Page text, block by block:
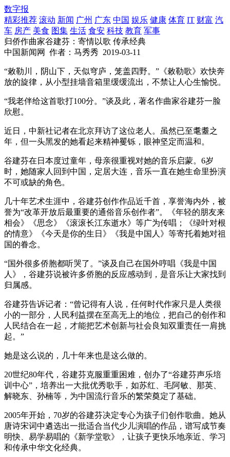
数字报
精彩推荐 滚动 新闻 广州 广东 中国 娱乐 健康 体育 IT 财富 汽
车 房产 美食 图集 生活 食安 科技 教育 军事
归侨作曲家谷建芬：寄情以歌 传承经典
中国新闻网
作者：马秀秀 2019-03-11
“敕勒川，阴山下，天似穹庐，笼盖四野。”《敕勒歌》欢快奔
放的旋律，从小型挂墙音箱里缓缓流出，不禁让人心生愉悦。
“我老伴给这首歌打100分。”谈及此，著名作曲家谷建芬一脸
欣慰。
近日，中新社记者在北京拜访了这位老人。虽然已至耄耋之
年，但一头黑发的她看起来精神矍铄，眼神坚定而温和。
谷建芬在日本度过童年，母亲很重视对她的音乐启蒙。6岁
时，她随家人回到中国，定居大连，音乐一直在她生命里扮演
不可或缺的角色。
几十年艺术生涯中，谷建芬创作作品近千首，享誉海内外，被
誉为“改革开放后最重要的通俗音乐创作者”。《年轻的朋友来
相会》《思念》《滚滚长江东逝水》等广为传唱；《绿叶对根
的情意》《今天是你的生日》《我是中国人》等寄托着她对祖
国的眷念。
“国外很多侨胞都听哭了。”谈及自己在国外哼唱《我是中国
人》，谷建芬说被许多侨胞的反应感动到，是音乐让大家找到
归属感。
谷建芬告诉记者：“曾记得有人说，任何时代作家只是人类很
小的一部分，人民利益摆在至高无上的地位，把自己的创作和
人民结合在一起，才能把艺术创新与社会良知双重责任一肩挑
起。”
她是这么说的，几十年来也是这么做的。
20世纪80年代，谷建芬克服重重困难，创办了“谷建芬声乐培
训中心”，培养出一大批优秀歌手，如苏红、毛阿敏、那英、
解晓东、孙楠等，为中国流行音乐的繁荣奠定了基础。
2005年开始，70岁的谷建芬决定专心为孩子们创作歌曲。她从
唐诗宋词中遴选出一批适合当代少儿演唱的作品，谱写成节奏
明快、易学易唱的《新学堂歌》，让孩子更快乐地亲近、学习
和传承中华文化经典。